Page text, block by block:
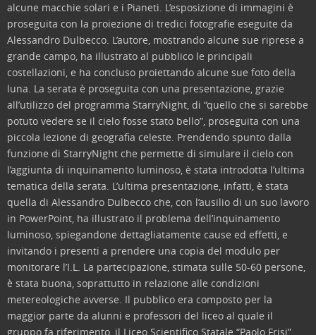
alcune macchie solari e i Pianeti. L’esposizione di immagini è
proseguita con la proiezione di tredici fotografie eseguite da
Alessandro Dulbecco. L’autore, mostrando alcune sue riprese a
grande campo, ha illustrato al pubblico le principali
costellazioni, e ha concluso proiettando alcune sue foto della
luna. La serata è proseguita con una presentazione, grazie
all’utilizzo del programma StarryNight, di “quello che si sarebbe
potuto vedere se il cielo fosse stato bello”, proseguita con una
piccola lezione di geografia celeste. Prendendo spunto dalla
funzione di StarryNight che permette di simulare il cielo con
l’aggiunta di inquinamento luminoso, è stata introdotta l’ultima
tematica della serata. L’ultima presentazione, infatti, è stata
quella di Alessandro Dulbecco che, con l’ausilio di un suo lavoro
in PowerPoint, ha illustrato il problema dell’inquinamento
luminoso, spiegandone dettagliatamente cause ed effetti, e
invitando i presenti a prendere una copia del modulo per
monitorare l’I.L. La partecipazione, stimata sulle 50-60 persone,
è stata buona, soprattutto in relazione alle condizioni
metereologiche avverse. Il pubblico era composto per la
maggior parte da alunni e professori del liceo al quale il
gruppo fa riferimento, il Liceo Scientifico Statale “Paolo Frisi”,